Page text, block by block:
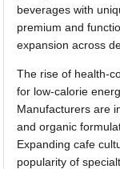
beverages with
premium and
expansion across
The rise of health-
for low-calorie
Manufacturers are
and organic
Expanding cafe
popularity of